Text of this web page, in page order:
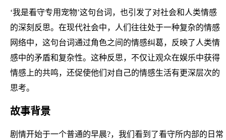
‘我是看守专用宠物’这句台词，也引发了对社会和人类情感
的深刻反思。在现代社会中，人们往往处于一种复杂的情感
网络中，这句台词通过角色之间的情感纠葛，反映了人类情
感中的矛盾和复杂性。这种反思，不仅让观众在娱乐中获得
情感上的共鸣，还促使他们对自己的情感生活有更深层次的
思考。
故事背景
剧情开始于一个普通的早晨?，我们看到了看守所内部的日常